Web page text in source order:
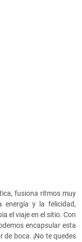
fusiona ritmos muy
energía y la felicidad,
el viaje en el sitio. Con
encapsular esta
boca. ¡No te quedes